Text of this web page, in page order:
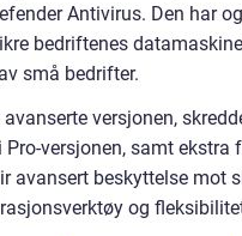
Antivirus. Den har
bedriftenes
små bedrifter.
versjonen,
versjonen, samt
avansert beskyttelse mot
og